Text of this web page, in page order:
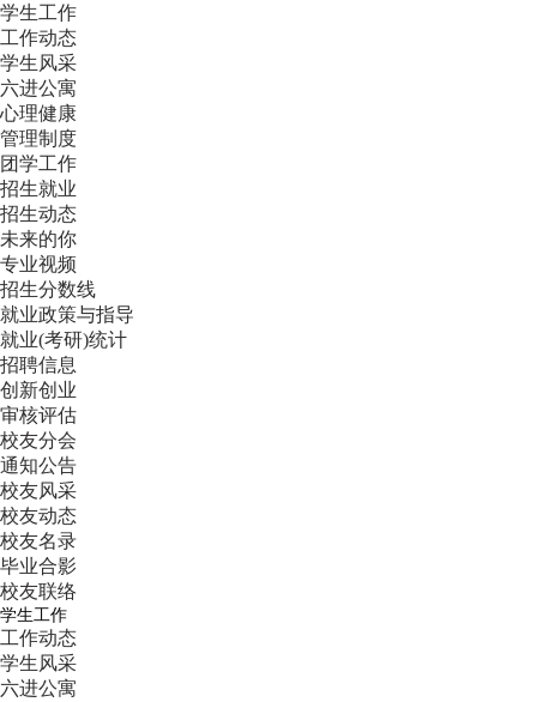
学生工作
工作动态
学生风采
六进公寓
心理健康
管理制度
团学工作
招生就业
招生动态
未来的你
专业视频
招生分数线
就业政策与指导
就业(考研)统计
招聘信息
创新创业
审核评估
校友分会
通知公告
校友风采
校友动态
校友名录
毕业合影
校友联络
学生工作
工作动态
学生风采
六进公寓